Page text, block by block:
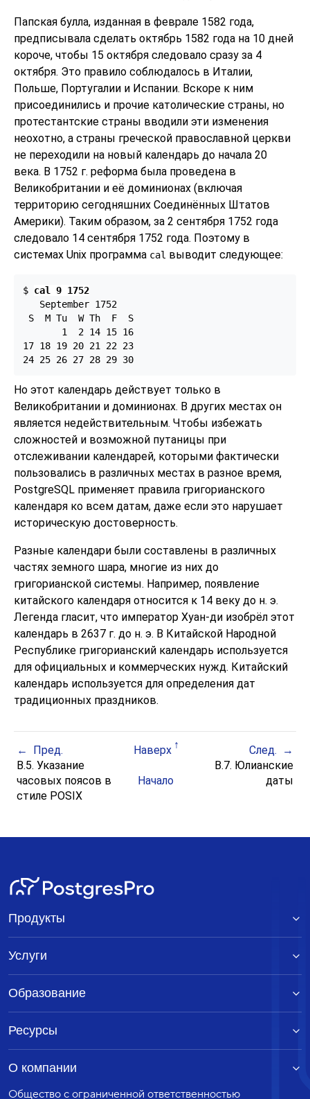
Папская булла, изданная в феврале 1582 года,
предписывала сделать октябрь 1582 года на 10 дней
короче, чтобы 15 октября следовало сразу за 4
октября. Это правило соблюдалось в Италии,
Польше, Португалии и Испании. Вскоре к ним
присоединились и прочие католические страны, но
протестантские страны вводили эти изменения
неохотно, а страны греческой православной церкви
не переходили на новый календарь до начала 20
века. В 1752 г. реформа была проведена в
Великобритании и её доминионах (включая
территорию сегодняшних Соединённых Штатов
Америки). Таким образом, за 2 сентября 1752 года
следовало 14 сентября 1752 года. Поэтому в
системах Unix программа cal выводит следующее:
$ cal 9 1752
   September 1752
S  M Tu  W Th  F  S
       1  2 14 15 16
17 18 19 20 21 22 23
24 25 26 27 28 29 30
Но этот календарь действует только в
Великобритании и доминионах. В других местах он
является недействительным. Чтобы избежать
сложностей и возможной путаницы при
отслеживании календарей, которыми фактически
пользовались в различных местах в разное время,
PostgreSQL применяет правила григорианского
календаря ко всем датам, даже если это нарушает
историческую достоверность.
Разные календари были составлены в различных
частях земного шара, многие из них до
григорианской системы. Например, появление
китайского календаря относится к 14 веку до н. э.
Легенда гласит, что император Хуан-ди изобрёл этот
календарь в 2637 г. до н. э. В Китайской Народной
Республике григорианский календарь используется
для официальных и коммерческих нужд. Китайский
календарь используется для определения дат
традиционных праздников.
Пред. Наверх
След.
B.5. Указание
часовых поясов в
стиле POSIX
Начало
B.7. Юлианские
даты
Общество с ограниченной ответственностью
Продукты
Услуги
Образование
Ресурсы
О компании